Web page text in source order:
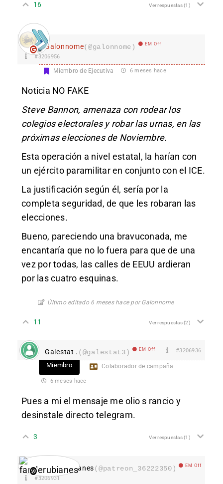
16 Ver respuestas(1)
Galonnome(@galonnome) EM Off
#3206956
Miembro de Ejecutiva 6 meses hace
Noticia NO FAKE
Steve Bannon, amenaza con rodear los
colegios electorales y robar las urnas, en las
próximas elecciones de Noviembre.
Esta operación a nivel estatal, la harían con
un ejército paramilitar en conjunto con el ICE.
La justificación según él, sería por la
completa seguridad, de que les robaran las
elecciones.
Bueno, pareciendo una bravuconada, me
encantaría que no lo fuera para que de una
vez por todas, las calles de EEUU ardieran
por las cuatro esquinas.
Último editado 6 meses hace por Galonnome
11 Ver respuestas(2)
Galestat . (@galestat3) EM Off #3206936
Miembro Colaborador de campaña
6 meses hace
Pues a mi el mensaje me olio s rancio y
desinstale directo telegram.
3 Ver respuestas(1)
fanderubianes(@patreon_36222350) EM Off
#3206931